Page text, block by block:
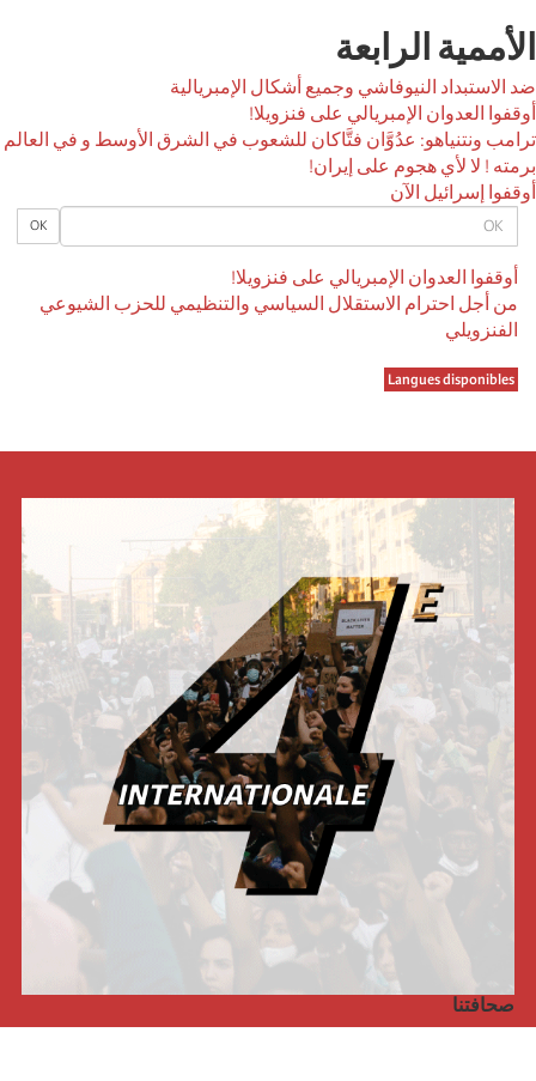
OK
OK
أوقفوا العدوان الإمبريالي على فنزويلا!
من أجل احترام الاستقلال السياسي والتنظيمي للحزب الشيوعي
الفنزويلي
Langues disponibles
الأممية الرابعة
ضد الاستبداد النيوفاشي وجميع أشكال الإمبريالية
أوقفوا العدوان الإمبريالي على فنزويلا!
ترامب ونتنياهو: عدُوَّان فتَّاكان للشعوب في الشرق الأوسط و في العالم
برمته ! لا لأي هجوم على إيران!
أوقفوا إسرائيل الآن
صحافتنا